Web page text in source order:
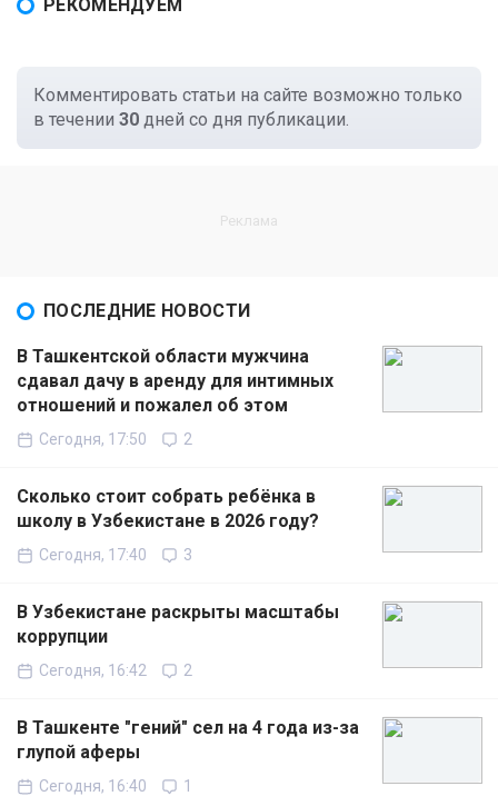
РЕКОМЕНДУЕМ
Комментировать статьи на сайте возможно только
в течении 30 дней со дня публикации.
ПОСЛЕДНИЕ НОВОСТИ
В Ташкентской области мужчина
сдавал дачу в аренду для интимных
отношений и пожалел об этом
Сегодня, 17:50 2
Сколько стоит собрать ребёнка в
школу в Узбекистане в 2026 году?
Сегодня, 17:40 3
В Узбекистане раскрыты масштабы
коррупции
Сегодня, 16:42 2
В Ташкенте "гений" сел на 4 года из-за
глупой аферы
Сегодня, 16:40 1